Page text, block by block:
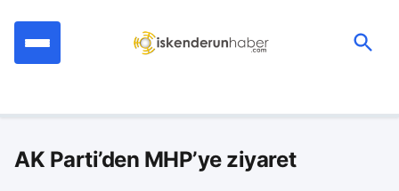
AK Parti’den MHP’ye ziyaret